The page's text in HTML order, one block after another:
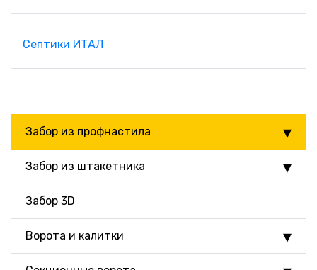
Септики ИТАЛ
Забор из профнастила
Забор из штакетника
Забор 3D
Ворота и калитки